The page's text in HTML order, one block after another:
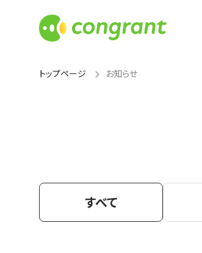
トップページ お知らせ
すべて